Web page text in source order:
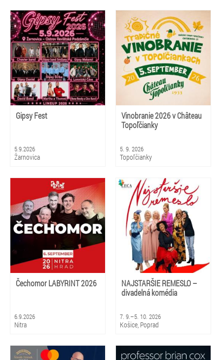
Gipsy Fest
5.9.2026
Žarnovica
Vinobranie 2026 v Château
Topoľčianky
5. 9. 2026
Topoľčianky
Čechomor LABYRINT 2026
6.9.2026
Nitra
NAJSTARŠIE REMESLO –
divadelná komédia
7. 9.–5. 10. 2026
Košice, Poprad